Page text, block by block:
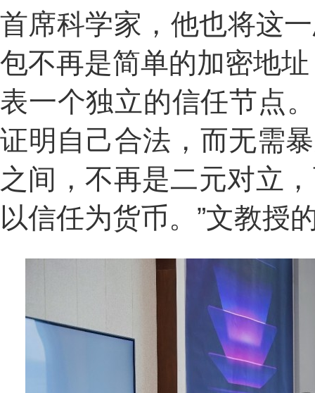
首席科学家，他也将这
包不再是简单的加密地
表一个独立的信任节点
证明自己合法，而无需
之间，不再是二元对立
以信任为货币。”文教授